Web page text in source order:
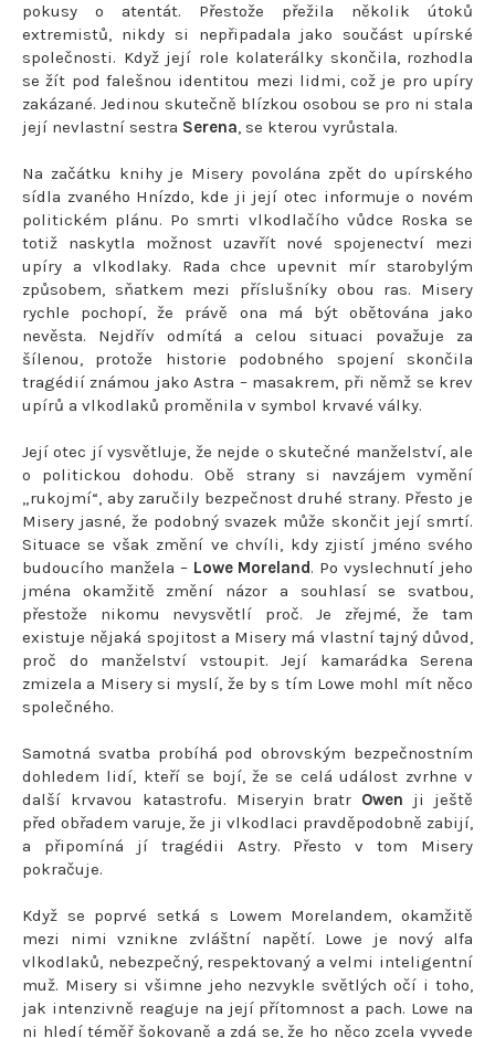
pokusy o atentát. Přestože přežila několik útoků
extremistů, nikdy si nepřipadala jako součást upírské
společnosti. Když její role kolaterálky skončila, rozhodla
se žít pod falešnou identitou mezi lidmi, což je pro upíry
zakázané. Jedinou skutečně blízkou osobou se pro ni stala
její nevlastní sestra Serena, se kterou vyrůstala.
Na začátku knihy je Misery povolána zpět do upírského
sídla zvaného Hnízdo, kde ji její otec informuje o novém
politickém plánu. Po smrti vlkodlačího vůdce Roska se
totiž naskytla možnost uzavřít nové spojenectví mezi
upíry a vlkodlaky. Rada chce upevnit mír starobylým
způsobem, sňatkem mezi příslušníky obou ras. Misery
rychle pochopí, že právě ona má být obětována jako
nevěsta. Nejdřív odmítá a celou situaci považuje za
šílenou, protože historie podobného spojení skončila
tragédií známou jako Astra – masakrem, při němž se krev
upírů a vlkodlaků proměnila v symbol krvavé války.
Její otec jí vysvětluje, že nejde o skutečné manželství, ale
o politickou dohodu. Obě strany si navzájem vymění
„rukojmí“, aby zaručily bezpečnost druhé strany. Přesto je
Misery jasné, že podobný svazek může skončit její smrtí.
Situace se však změní ve chvíli, kdy zjistí jméno svého
budoucího manžela – Lowe Moreland. Po vyslechnutí jeho
jména okamžitě změní názor a souhlasí se svatbou,
přestože nikomu nevysvětlí proč. Je zřejmé, že tam
existuje nějaká spojitost a Misery má vlastní tajný důvod,
proč do manželství vstoupit. Její kamarádka Serena
zmizela a Misery si myslí, že by s tím Lowe mohl mít něco
společného.
Samotná svatba probíhá pod obrovským bezpečnostním
dohledem lidí, kteří se bojí, že se celá událost zvrhne v
další krvavou katastrofu. Miseryin bratr Owen ji ještě
před obřadem varuje, že ji vlkodlaci pravděpodobně zabijí,
a připomíná jí tragédii Astry. Přesto v tom Misery
pokračuje.
Když se poprvé setká s Lowem Morelandem, okamžitě
mezi nimi vznikne zvláštní napětí. Lowe je nový alfa
vlkodlaků, nebezpečný, respektovaný a velmi inteligentní
muž. Misery si všimne jeho nezvykle světlých očí i toho,
jak intenzivně reaguje na její přítomnost a pach. Lowe na
ni hledí téměř šokovaně a zdá se, že ho něco zcela vyvede